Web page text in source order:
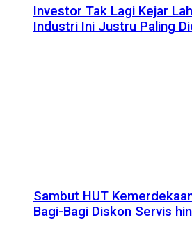
Investor Tak Lagi Kejar
Industri Ini Justru Paling
Sambut HUT
Bagi-Bagi Diskon Servis